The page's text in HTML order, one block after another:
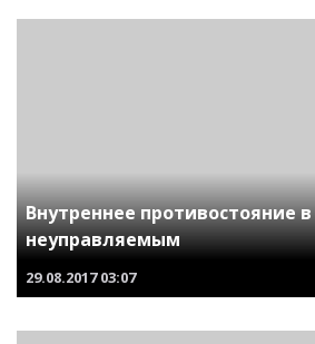
Внутреннее противостояние
неуправляемым
29.08.2017 03:07